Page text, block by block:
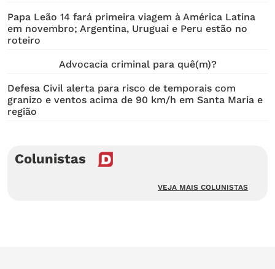
Papa Leão 14 fará primeira viagem à América Latina
em novembro; Argentina, Uruguai e Peru estão no
roteiro
Advocacia criminal para quê(m)?
Defesa Civil alerta para risco de temporais com
granizo e ventos acima de 90 km/h em Santa Maria e
região
Colunistas
VEJA MAIS COLUNISTAS